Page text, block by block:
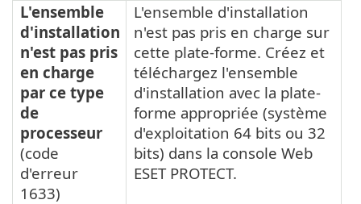
L'ensemble
d'installation
n'est pas pris
en charge
par ce type
de
processeur
(code
d'erreur
1633)
L'ensemble d'installation
n'est pas pris en charge sur
cette plate-forme. Créez et
téléchargez l'ensemble
d'installation avec la plate-
forme appropriée (système
d'exploitation 64 bits ou 32
bits) dans la console Web
ESET PROTECT.